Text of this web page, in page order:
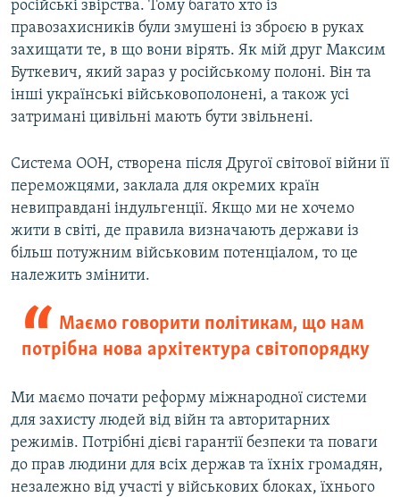
російські звірства. Тому багато хто із
правозахисників були змушені із зброєю в руках
захищати те, в що вони вірять. Як мій друг Максим
Буткевич, який зараз у російському полоні. Він та
інші українські військовополонені, а також усі
затримані цивільні мають бути звільнені.
Система ООН, створена після Другої світової війни її
переможцями, заклала для окремих країн
невиправдані індульгенції. Якщо ми не хочемо
жити в світі, де правила визначають держави із
більш потужним військовим потенціалом, то це
належить змінити.
Маємо говорити політикам, що нам
потрібна нова архітектура світопорядку
Ми маємо почати реформу міжнародної системи
для захисту людей від війн та авторитарних
режимів. Потрібні дієві гарантії безпеки та поваги
до прав людини для всіх держав та їхніх громадян,
незалежно від участі у військових блоках, їхнього